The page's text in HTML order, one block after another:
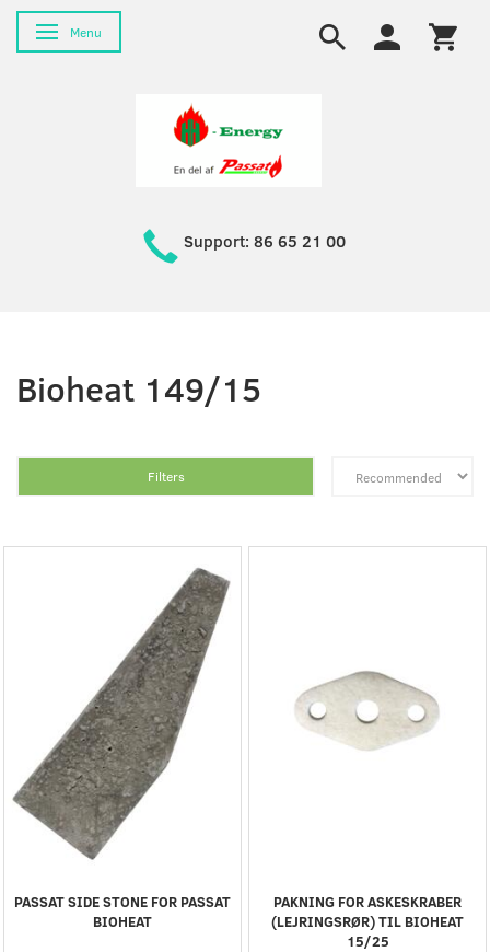
Toggle navigation
Menu
Support: 86 65 21 00
Bioheat 149/15
Filters
PASSAT SIDE STONE FOR PASSAT
BIOHEAT
PAKNING FOR ASKESKRABER
(LEJRINGSRØR) TIL BIOHEAT
15/25